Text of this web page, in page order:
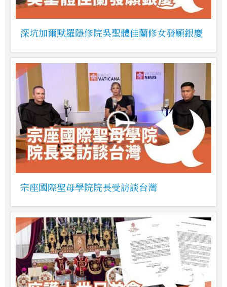
深坑加爾默羅隱修院吳聖體佳蘭修女發願銀慶
宗座國際聖母學院院長受訪談台灣